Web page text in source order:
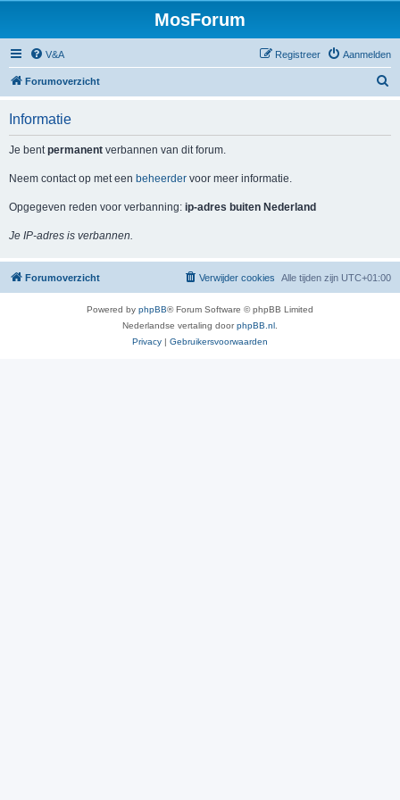
MosForum
V&A Aanmelden
Registreer
Forumoverzicht
Informatie
Je bentpermanent verbannen van dit forum.
Neem contact op met een beheerder voor meer informatie.
Opgegeven reden voor verbanning: ip-adres buiten Nederland
Je IP-adres is verbannen.
Forumoverzicht Alle tijden zijn UTC+01:00
Verwijder cookies
Powered by phpBB® Forum Software © phpBB Limited
Nederlandse vertaling doorphpBB.nl
Privacy | Gebruikersvoorwaarden